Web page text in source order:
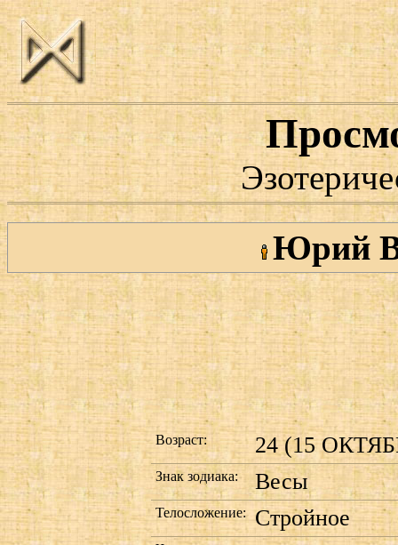
Юрий
Возраст: 24 (15
Знак зодиака: Весы
Телосложение: Стройное